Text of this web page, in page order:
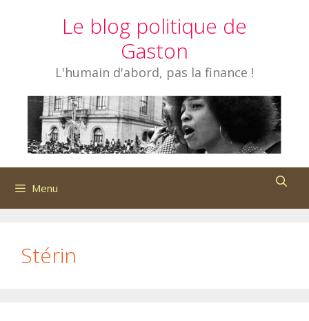
Le blog politique de
Gaston
L'humain d'abord, pas la finance !
Menu
Stérin